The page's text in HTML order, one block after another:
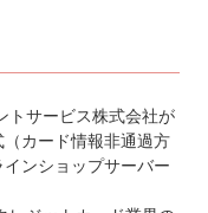
トサービス株式会社が
カード情報非通過方
ンショップサーバー